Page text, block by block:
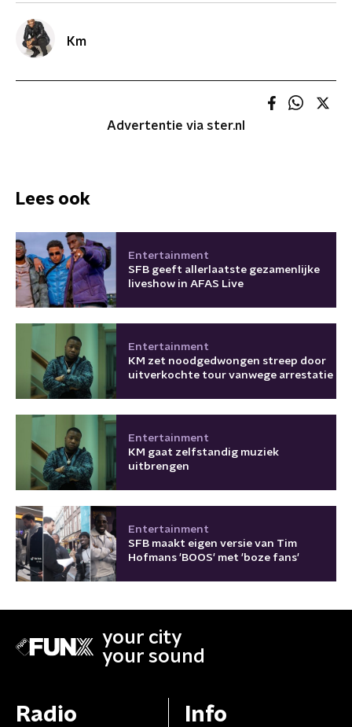
Km
Advertentie via ster.nl
Lees ook
Entertainment
SFB geeft allerlaatste gezamenlijke
liveshow in AFAS Live
Entertainment
KM zet noodgedwongen streep door
uitverkochte tour vanwege arrestatie
Entertainment
KM gaat zelfstandig muziek
uitbrengen
Entertainment
SFB maakt eigen versie van Tim
Hofmans 'BOOS' met 'boze fans'
your city
your sound
Radio Info